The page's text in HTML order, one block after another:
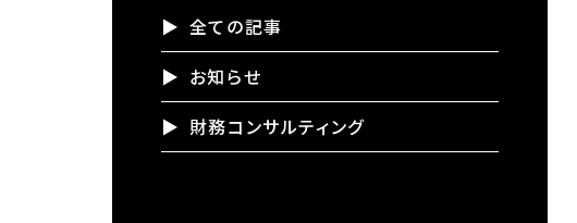
全ての記事
お知らせ
財務コンサルティング